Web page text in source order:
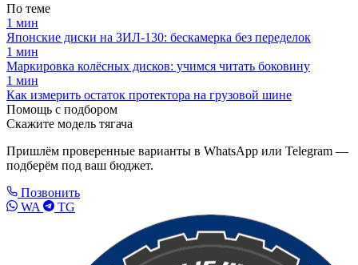
По теме
1 мин
Японские диски на ЗИЛ-130: бескамерка без переделок
1 мин
Маркировка колёсных дисков: учимся читать боковину
1 мин
Как измерить остаток протектора на грузовой шине
Помощь с подбором
Скажите модель тягача
Пришлём проверенные варианты в WhatsApp или Telegram —
подберём под ваш бюджет.
Позвонить
WA
TG